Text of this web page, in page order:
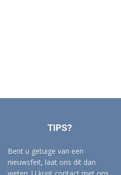
TIPS?
Bent u getuige van een
nieuwsfeit, laat ons dit dan